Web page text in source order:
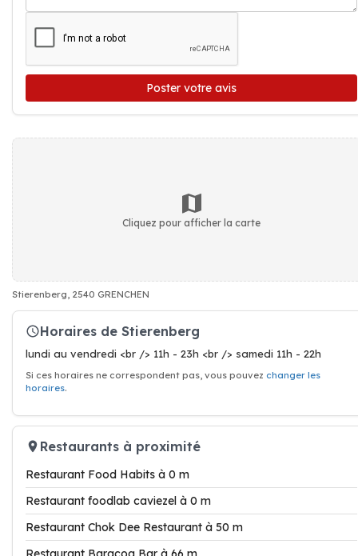
Poster votre avis
Cliquez pour afficher la carte
Stierenberg, 2540 GRENCHEN
Horaires de Stierenberg
lundi au vendredi <br /> 11h - 23h <br /> samedi 11h - 22h
Si ces horaires ne correspondent pas, vous pouvez changer les
horaires.
Restaurants à proximité
Restaurant Food Habits à 0 m
Restaurant foodlab caviezel à 0 m
Restaurant Chok Dee Restaurant à 50 m